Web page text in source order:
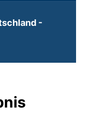
-
Link, öffnet